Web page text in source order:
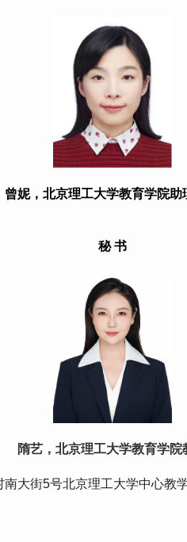
曾妮，北京理工大学教育学院助
秘 书
隋艺，北京理工大学教育学院
大街5号北京理工大学中心教